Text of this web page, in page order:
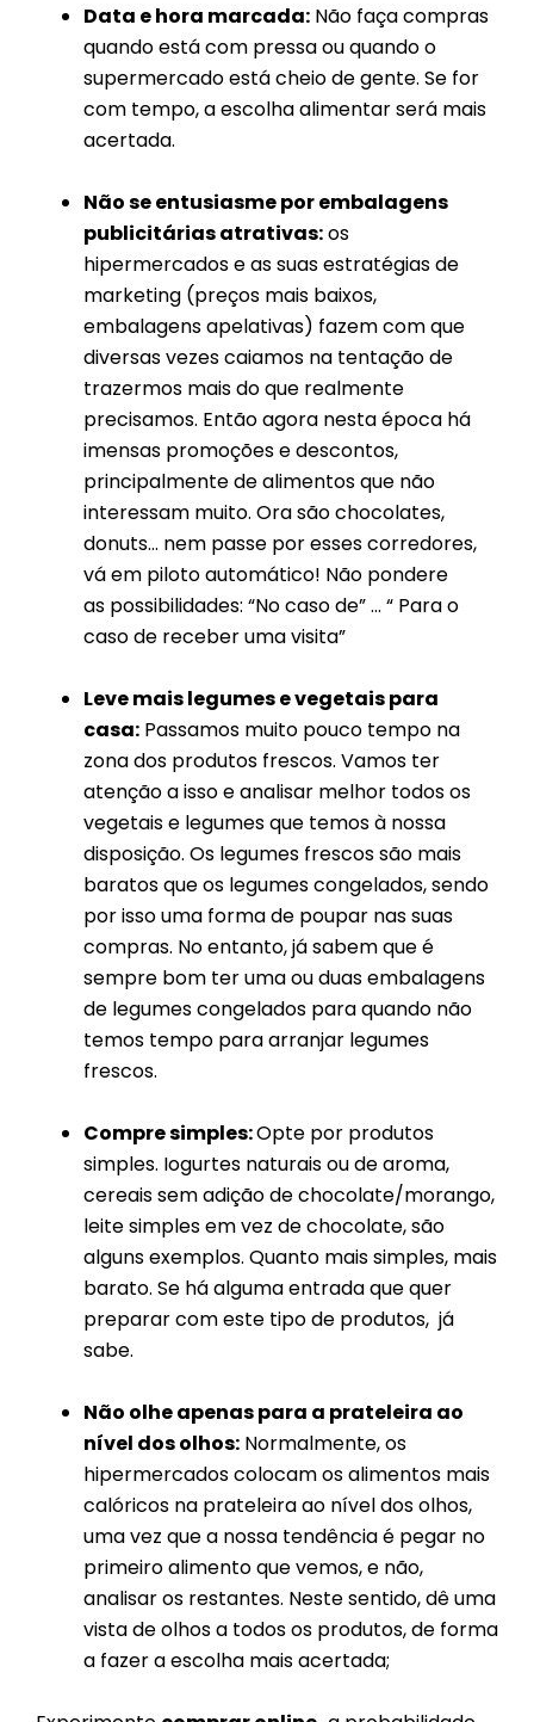
Data e hora marcada: Não faça compras
quando está com pressa ou quando o
supermercado está cheio de gente. Se for
com tempo, a escolha alimentar será mais
acertada.
Não se entusiasme por embalagens
publicitárias atrativas:os
hipermercados e as suas estratégias de
marketing (preços mais baixos,
embalagens apelativas) fazem com que
diversas vezes caiamos na tentação de
trazermos mais do que realmente
precisamos. Então agora nesta época há
imensas promoções e descontos,
principalmente de alimentos que não
interessam muito. Ora são chocolates,
donuts… nem passe por esses corredores,
vá em piloto automático! Não pondere
as possibilidades: “No caso de” … “ Para o
caso de receber uma visita”
Leve mais legumes e vegetais para
casa: Passamos muito pouco tempo na
zona dos produtos frescos. Vamos ter
atenção a isso e analisar melhor todos os
vegetais e legumes que temos à nossa
disposição. Os legumes frescos são mais
baratos que os legumes congelados, sendo
por isso uma forma de poupar nas suas
compras. No entanto, já sabem que é
sempre bom ter uma ou duas embalagens
de legumes congelados para quando não
temos tempo para arranjar legumes
frescos.
Compre simples:Opte por produtos
simples. Iogurtes naturais ou de aroma,
cereais sem adição de chocolate/morango,
leite simples em vez de chocolate, são
alguns exemplos. Quanto mais simples, mais
barato. Se há alguma entrada que quer
preparar com este tipo de produtos, já
sabe.
Não olhe apenas para a prateleira ao
nível dos olhos: Normalmente, os
hipermercados colocam os alimentos mais
calóricos na prateleira ao nível dos olhos,
uma vez que a nossa tendência é pegar no
primeiro alimento que vemos, e não,
analisar os restantes. Neste sentido, dê uma
vista de olhos a todos os produtos, de forma
a fazer a escolha mais acertada;